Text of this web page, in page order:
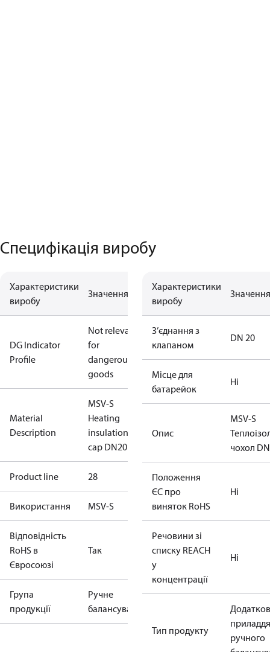
Специфікація виробу
Характеристики
виробу
Значення
DG Indicator
Profile
Not relevant
for
dangerous
goods
Material
Description
MSV-S
Heating
insulation
cap DN20
Product line 28
Використання MSV-S
Відповідність
RoHS в
Євросоюзі
Так
Група
продукції
Ручне
балансування
Характеристики
виробу
Значення
З’єднання з
клапаном
DN 20
Місце для
батарейок
Ні
Опис
MSV-S
чохол
Положення
ЄС про
виняток RoHS
Ні
Речовини зі
списку REACH
у
концентрації
Ні
Тип продукту
ручного